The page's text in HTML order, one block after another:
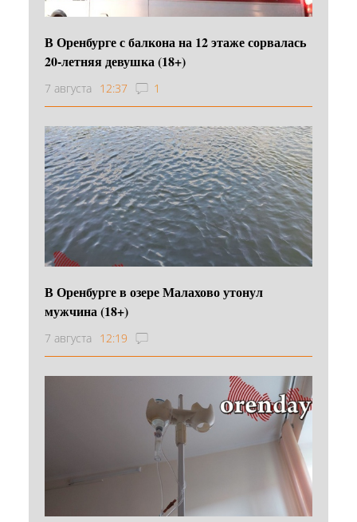
В Оренбурге с балкона на 12 этаже сорвалась
20-летняя девушка (18+)
7 августа 12:37 1
В Оренбурге в озере Малахово утонул
мужчина (18+)
7 августа 12:19